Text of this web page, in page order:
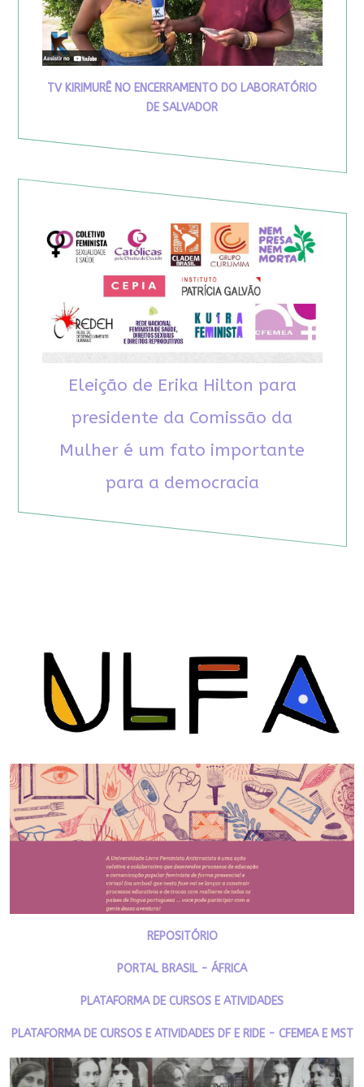
TV KIRIMURÊ NO ENCERRAMENTO DO LABORATÓRIO
DE SALVADOR
Eleição de Erika Hilton para
presidente da Comissão da
Mulher é um fato importante
para a democracia
REPOSITÓRIO
PORTAL BRASIL - ÁFRICA
PLATAFORMA DE CURSOS E ATIVIDADES
PLATAFORMA DE CURSOS E ATIVIDADES DF E RIDE - CFEMEA E MST